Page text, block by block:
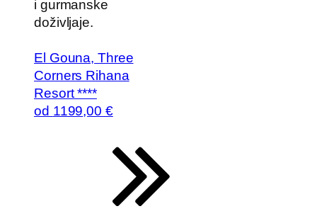
i gurmanske
doživljaje.
El Gouna, Three
Corners Rihana
Resort ****
od 1199,00 €